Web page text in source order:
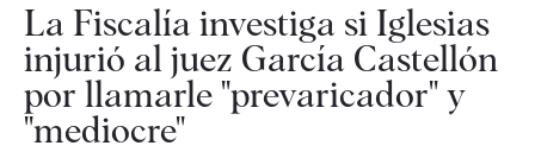
La Fiscalía investiga si Iglesias
injurió al juez García Castellón
por llamarle "prevaricador" y
"mediocre"